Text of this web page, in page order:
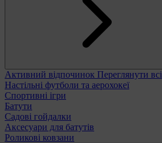
Активний відпочинок Переглянути всі
Настільні футболи та аерохокеї
Спортивні ігри
Батути
Садові гойдалки
Аксесуари для батутів
Роликові ковзани